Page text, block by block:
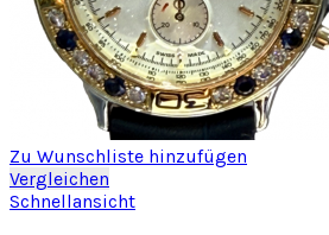
Zu Wunschliste hinzufügen
Vergleichen
Schnellansicht